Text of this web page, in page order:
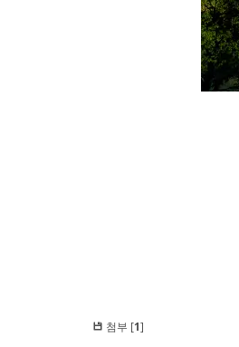
첨부 [1]